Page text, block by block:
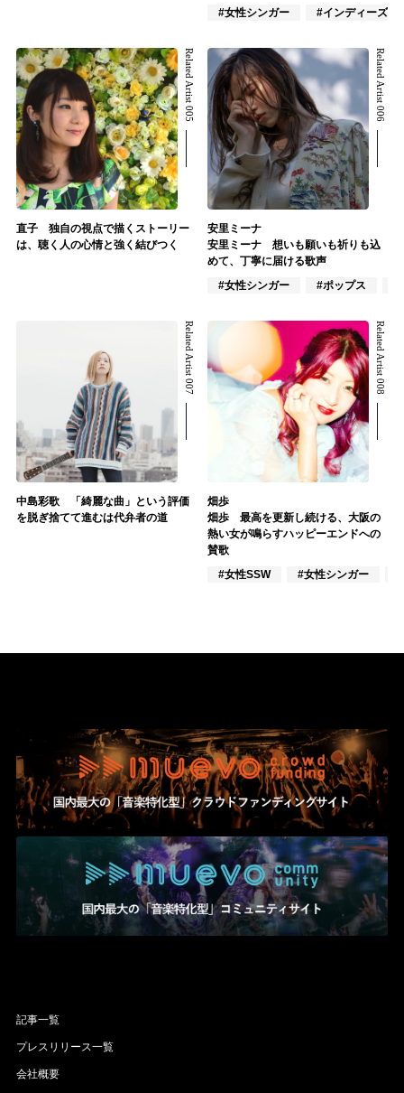
#女性シンガー
#インディーズ
Related Artist 005
直子 独自の視点で描くストーリー
は、聴く人の心情と強く結びつく
Related Artist 006
安里ミーナ
安里ミーナ 想いも願いも祈りも込
めて、丁寧に届ける歌声
#女性シンガー
#ポップス
Related Artist 007
中島彩歌 「綺麗な曲」という評価
を脱ぎ捨てて進むは代弁者の道
Related Artist 008
畑歩
畑歩 最高を更新し続ける、大阪の
熱い女が鳴らすハッピーエンドへの
賛歌
#女性SSW
#女性シンガー
記事一覧
プレスリリース一覧
会社概要